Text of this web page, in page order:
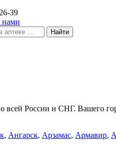
39
нами
всей России и СНГ. Вашего
, Ангарск, Арзамас, Армавир,